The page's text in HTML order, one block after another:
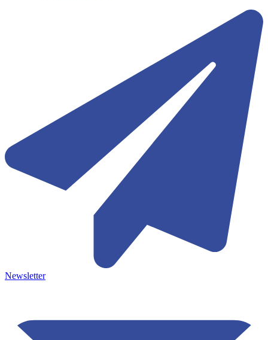
Newsletter